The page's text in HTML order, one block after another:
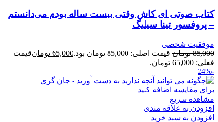
کتاب صوتی ای کاش وقتی بیست ساله بودم می‌دانستم
– پروفسور تینا سیلیگ
موفقیت شخصی
85,000 تومان قیمت اصلی: 85,000 تومان بود. 65,000 تومانقیمت
فعلی: 65,000 تومان.
-24%
برای مقایسه اضافه کنید
مشاهده سریع
افزودن به علاقه مندی
افزودن به سبد خرید